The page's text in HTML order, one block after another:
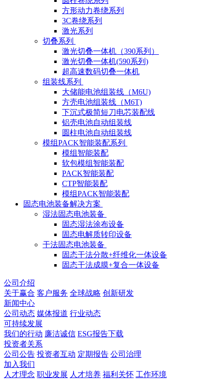
方形动力卷绕系列
3C卷绕系列
激光系列
切叠系列
激光切叠一体机（390系列）
激光切叠一体机(590系列)
超高速数码切叠一体机
组装线系列
大储能电池组装线（M6U)
方壳电池组装线（M6T)
下沉式极简短刀电芯装配线
铝壳电池自动组装线
圆柱电池自动组装线
模组PACK智能装配系列
模组智能装配
软包模组智能装配
PACK智能装配
CTP智能装配
模组PACK智能装配
固态电池装备解决方案
湿法固态电池装备
固态湿法涂布设备
固态电解质转印设备
干法固态电池装备
固态干法分散+纤维化一体设备
固态干法成膜+复合一体设备
公司介绍
关于赢合 客户服务 全球战略 创新研发
新闻中心
公司动态 媒体报道 行业动态
可持续发展
我们的行动 廉洁诚信 ESG报告下载
投资者关系
公司公告 投资者互动 定期报告 公司治理
加入我们
人才理念 职业发展 人才培养 福利关怀 工作环境